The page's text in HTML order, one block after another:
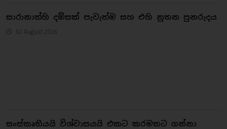
සාරානාත්හි දම්සක් පැවැත්ම සහ එහි නූතන පුනරුදය
02 August 2026
සංස්කෘතියයි විශ්වාසයයි එකට කරමතට ගන්නා